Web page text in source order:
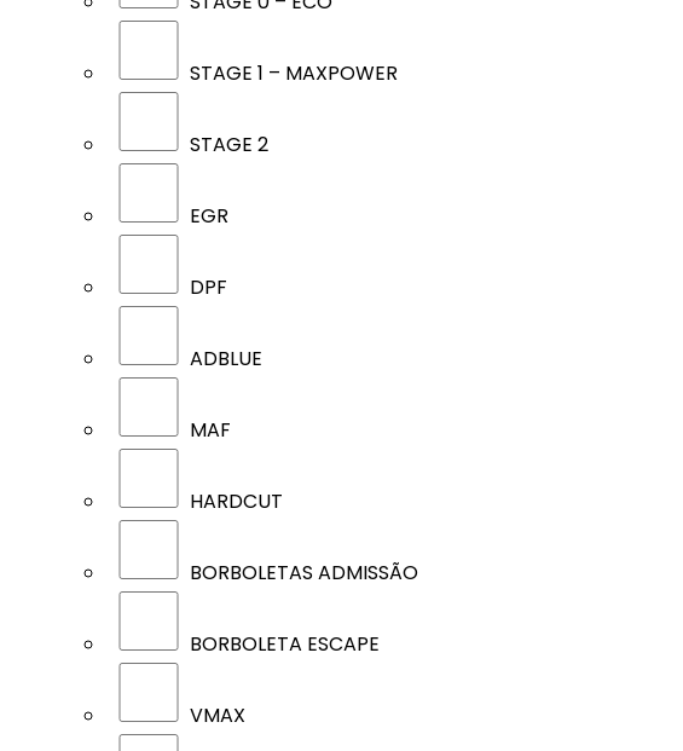
STAGE 1 – MAXPOWER
STAGE 2
EGR
DPF
ADBLUE
MAF
HARDCUT
BORBOLETAS ADMISSÃO
BORBOLETA ESCAPE
VMAX